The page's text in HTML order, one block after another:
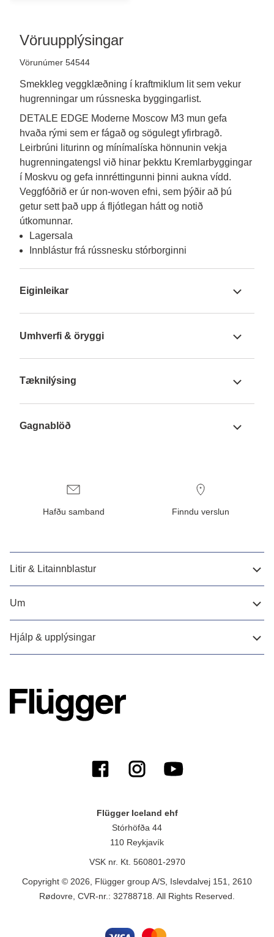
Vöruupplýsingar
Vörunúmer 54544
Smekkleg veggklæðning í kraftmiklum lit sem vekur
hugrenningar um rússneska byggingarlist.
DETALE EDGE Moderne Moscow M3 mun gefa
hvaða rými sem er fágað og sögulegt yfirbragð.
Leirbrúni liturinn og mínímalíska hönnunin vekja
hugrenningatengsl við hinar þekktu Kremlarbyggingar
í Moskvu og gefa innréttingunni þinni aukna vídd.
Veggfóðrið er úr non-woven efni, sem þýðir að þú
getur sett það upp á fljótlegan hátt og notið
útkomunnar.
Lagersala
Innblástur frá rússnesku stórborginni
Eiginleikar
Umhverfi & öryggi
Tæknilýsing
Gagnablöð
Hafðu samband Finndu verslun
Litir & Litainnblastur
Um
Hjálp & upplýsingar
Flügger Iceland ehf
Stórhöfða 44
110 Reykjavík
VSK nr. Kt. 560801-2970
Copyright © 2026, Flügger group A/S, Islevdalvej 151, 2610
Rødovre, CVR-nr.: 32788718. All Rights Reserved.